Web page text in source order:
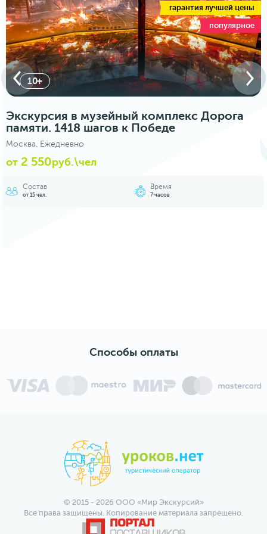
гарантия лучшей цены
популярное
10+
Экскурсия в музейный комплекс Дорога
памяти. 1418 шагов к Победе
Москва. Ежедневно
от 2 550руб.\чел
Состав
от 15 чел.
Время
7 часов
Способы оплаты
© 2015 - 2026 ООО «Мир Экскурсий»
Все права защищены. Копирование материала запрещено.